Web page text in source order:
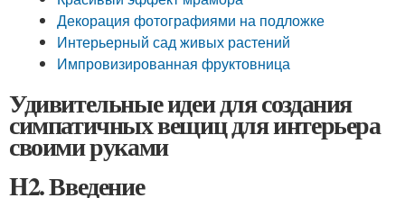
Декорация фотографиями на подложке
Интерьерный сад живых растений
Импровизированная фруктовница
Удивительные идеи для создания
симпатичных вещиц для интерьера
своими руками
H2. Введение